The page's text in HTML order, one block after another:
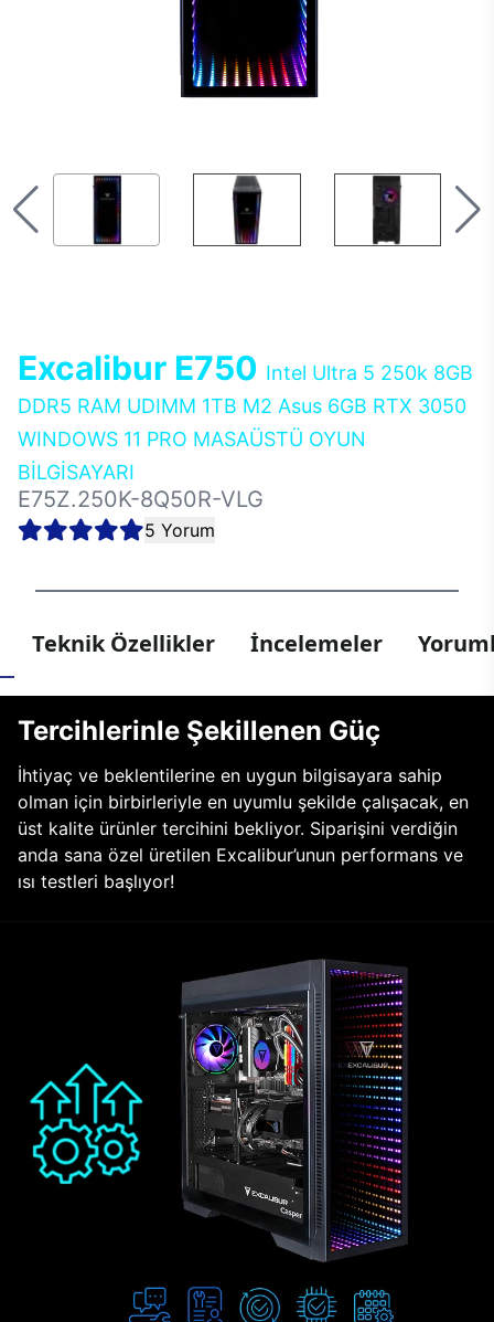
Excalibur E750 Intel Ultra 5 250k 8GB
DDR5 RAM UDIMM 1TB M2 Asus 6GB RTX 3050
WINDOWS 11 PRO MASAÜSTÜ OYUN
BİLGİSAYARI
E75Z.250K-8Q50R-VLG
5 Yorum
Teknik Özellikler İncelemeler
Tercihlerinle Şekillenen Güç
İhtiyaç ve beklentilerine en uygun bilgisayara sahip
olman için birbirleriyle en uyumlu şekilde çalışacak, en
üst kalite ürünler tercihini bekliyor. Siparişini verdiğin
anda sana özel üretilen Excalibur’unun performans ve
ısı testleri başlıyor!